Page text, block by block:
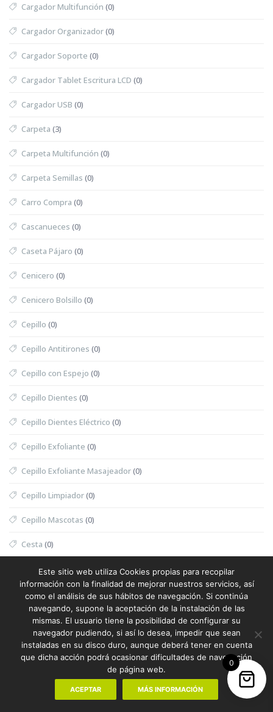
Cargador Multifunción (0)
Cargador Organizador(0)
Cargador Soporte (0)
Cargador Tablet Escritura LCD (0)
Cargador USB (0)
Carpeta (3)
Carpeta Multifunción (0)
Carpeta Semillas (0)
Carro Compra (0)
Cascanueces (0)
Caseta Pájaro (0)
Cenicero (0)
Cenicero Bolsillo (0)
Cepillo (0)
Cepillo Antitirones (0)
Cepillo con Espejo (0)
Cepillo Dientes (0)
Cepillo Dientes Eléctrico (0)
Cepillo Exfoliante (0)
Cepillo Exfoliante Masajeador(0)
Cepillo Limpiador(0)
Cepillo Mascotas (0)
Cesta (0)
Cesta Halloween (0)
Cesta Nevera Picnic(0)
Cesta Picnic (0)
Cesta Térmica (0)
Chaleco Mujer(0)
0
Este sitio web utiliza Cookies propias para recopilar
información con la finalidad de mejorar nuestros servicios, así
como el análisis de sus hábitos de navegación. Si continúa
navegando, supone la aceptación de la instalación de las
mismas. El usuario tiene la posibilidad de configurar su
navegador pudiendo, si así lo desea, impedir que sean
instaladas en su disco duro, aunque deberá tener en cuenta
que dicha acción podrá ocasionar dificultades de navegación
de página web.
ACEPTAR MÁS INFORMACIÓN